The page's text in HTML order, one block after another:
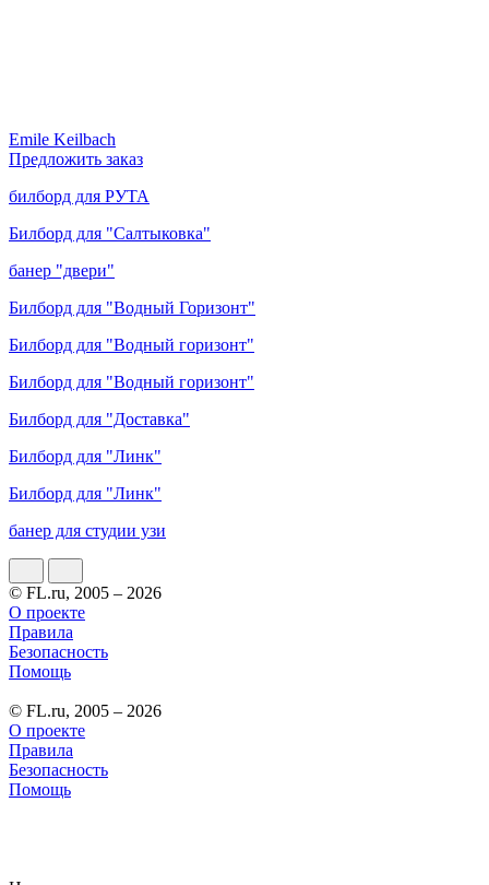
Emile Keilbach
Предложить заказ
билборд для РУТА
Билборд для "Салтыковка"
банер "двери"
Билборд для "Водный Горизонт"
Билборд для "Водный горизонт"
Билборд для "Водный горизонт"
Билборд для "Доставка"
Билборд для "Линк"
Билборд для "Линк"
банер для студии узи
© FL.ru, 2005 – 2026
О проекте
Правила
Безопасность
Помощь
© FL.ru, 2005 – 2026
О проекте
Правила
Безопасность
Помощь